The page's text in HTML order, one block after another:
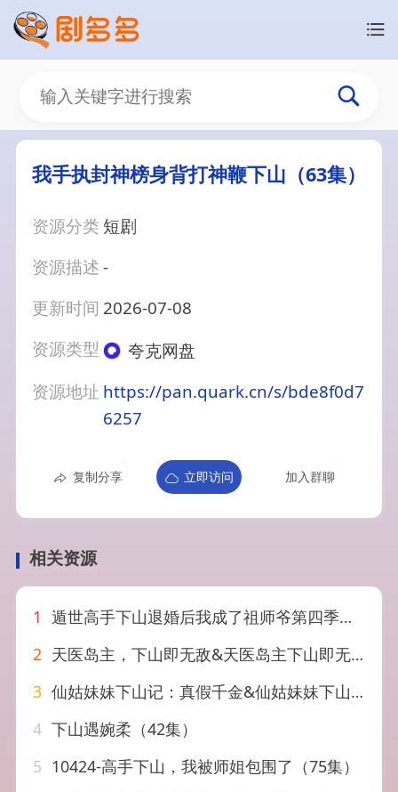
我手执封神榜身背打神鞭下山（63集）
资源分类 短剧
资源描述-
更新时间 2026-07-08
资源类型
夸克网盘
资源地址 https://pan.quark.cn/s/bde8f0d7
6257
复制分享 立即访问 加入群聊
相关资源
1 遁世高手下山退婚后我成了祖师爷第四季（93集）AI短剧
2 天医岛主，下山即无敌&天医岛主下山即无敌（64集）陈柄希&唐雪晴
3 仙姑妹妹下山记：真假千金&仙姑妹妹下山记真假千金（110集）AI短剧
4 下山遇婉柔（42集）
5 10424-高手下山，我被师姐包围了（75集）